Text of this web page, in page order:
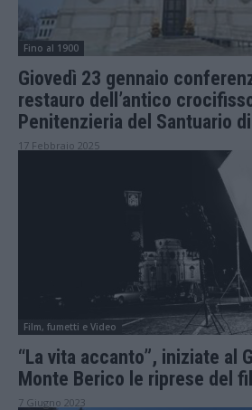
Fino al 1900
Giovedì 23 gennaio
restauro dell’antico
Penitenzieria del Santuario
17 Febbraio 2025
Film, fumetti e Video
“La vita accanto”, iniziate al
Monte Berico le riprese del
7 Giugno 2023